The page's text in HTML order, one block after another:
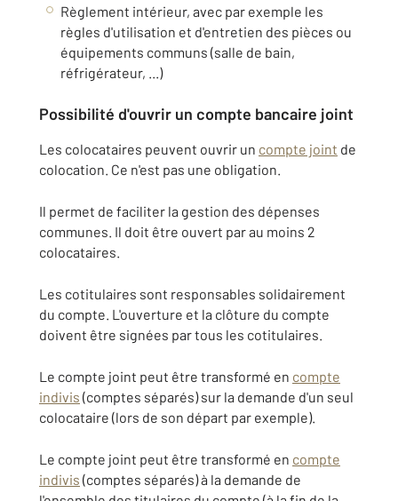
Règlement intérieur, avec par exemple les
règles d'utilisation et d'entretien des pièces ou
équipements communs (salle de bain,
réfrigérateur, ...)
Possibilité d'ouvrir un compte bancaire joint
Les colocataires peuvent ouvrir un compte joint de
colocation. Ce n'est pas une obligation.
Il permet de faciliter la gestion des dépenses
communes. Il doit être ouvert par au moins 2
colocataires.
Les cotitulaires sont responsables solidairement
du compte. L'ouverture et la clôture du compte
doivent être signées par tous les cotitulaires.
Le compte joint peut être transformé en compte
indivis (comptes séparés) sur la demande d'un seul
colocataire (lors de son départ par exemple).
Le compte joint peut être transformé en compte
indivis (comptes séparés) à la demande de